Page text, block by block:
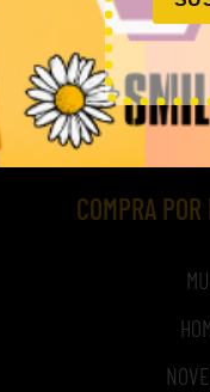
45,00€–
COMPRA